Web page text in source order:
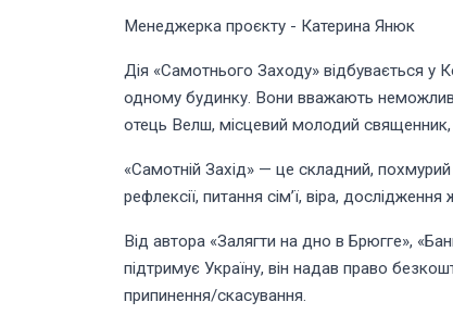
Менеджерка проєкту - Катерина Янюк
Дія «Самотнього Заходу» відбувається у
одному будинку. Вони вважають неможливим
отець Велш, місцевий молодий священник,
«Самотній Захід» — це складний, похмурий
рефлексії, питання сім’ї, віра,
Від автора «Залягти на дно в Брюгге»,
підтримує Україну, він надав право
припинення/скасування.